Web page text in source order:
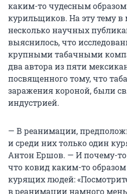
каким-то чудесным
курильщиков. На эту тему
несколько научных
выяснилось, что
крупными табачными
два автора из пяти
посвященного тому, что
заражения короной, были
индустрией.
— В реанимации,
и среди них только один
Антон Ершов. — И почему-
что ковид каким-то
курящих людей:
в реанимации намного